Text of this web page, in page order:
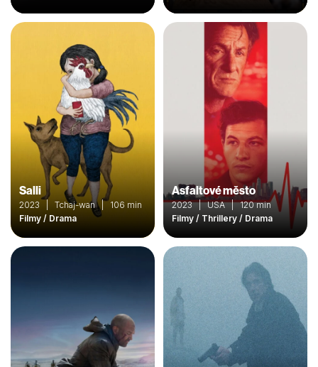
Salli
2023 | Tchaj-wan | 106 min
Filmy / Drama
Asfaltové město
2023 | USA | 120 min
Filmy / Thrillery / Drama